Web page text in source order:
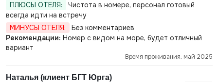
ПЛЮСЫ ОТЕЛЯ:
Чистота в номере, персонал готовый
всегда идти на встречу
МИНУСЫ ОТЕЛЯ:
Без комментариев
Рекомендации: Номер с видом на море, будет отличный
вариант
Время проживания: май 2025
Наталья (клиент БГТ Юрга)